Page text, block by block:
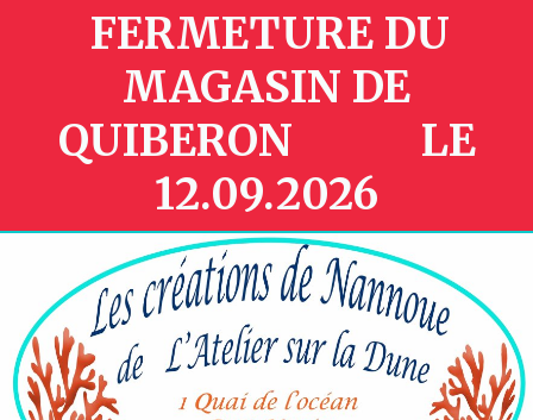
FERMETURE DU
MAGASIN DE
QUIBERON LE
12.09.2026